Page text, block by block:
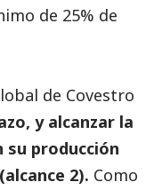
de 25% de
de Covestro
y alcanzar la
su producción
2). Como